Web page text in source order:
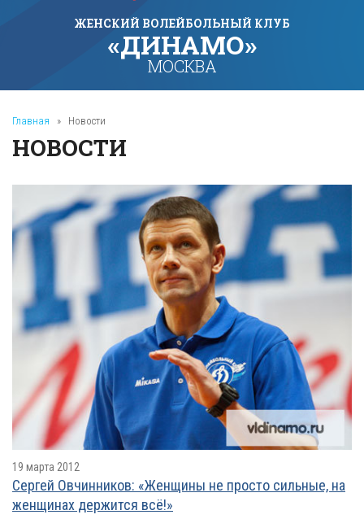
ЖЕНСКИЙ ВОЛЕЙБОЛЬНЫЙ КЛУБ
«ДИНАМО»
МОСКВА
Главная » Новости
НОВОСТИ
19 марта 2012
Сергей Овчинников: «Женщины не просто сильные, на
женщинах держится всё!»